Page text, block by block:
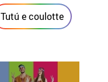
Tutú e coulotte